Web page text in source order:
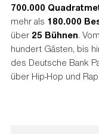
700.000
mehr als 180.000
über 25 Bühnen.
hundert Gästen, bis
des Deutsche Bank
über Hip-Hop und